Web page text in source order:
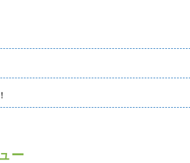
ー